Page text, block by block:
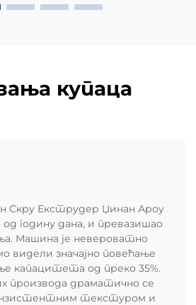
купаца
Скру Екструдер Џинан Ароу
годину дана, и превазишао
Машина је невероватно
видели значајно повећање
капацитета од преко 35%.
производа драматично се
текстуром и